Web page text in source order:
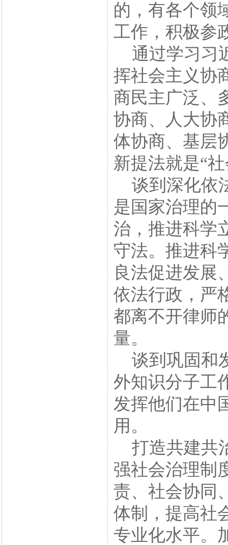
的，有各个领
工作，积极参
通过学习习
挥社会主义协
商民主广泛、
协商、人大协
体协商、基层
新提法就是“
谈到深化依
是国家治理的
治，推进科学
守法。推进科
良法促进发展
依法行政，严
都离不开律师
量。
谈到巩固和
外知识分子工
发挥他们在中
用。
打造共建共
强社会治理制
责、社会协同
体制，提高社
专业化水平。